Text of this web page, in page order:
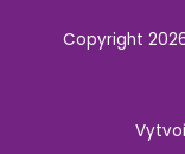
Copyright